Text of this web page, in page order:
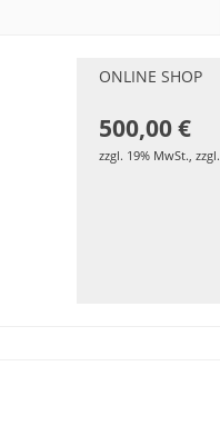
ONLINE SHOP
500,00 €
zzgl. 19% MwSt., zzgl.